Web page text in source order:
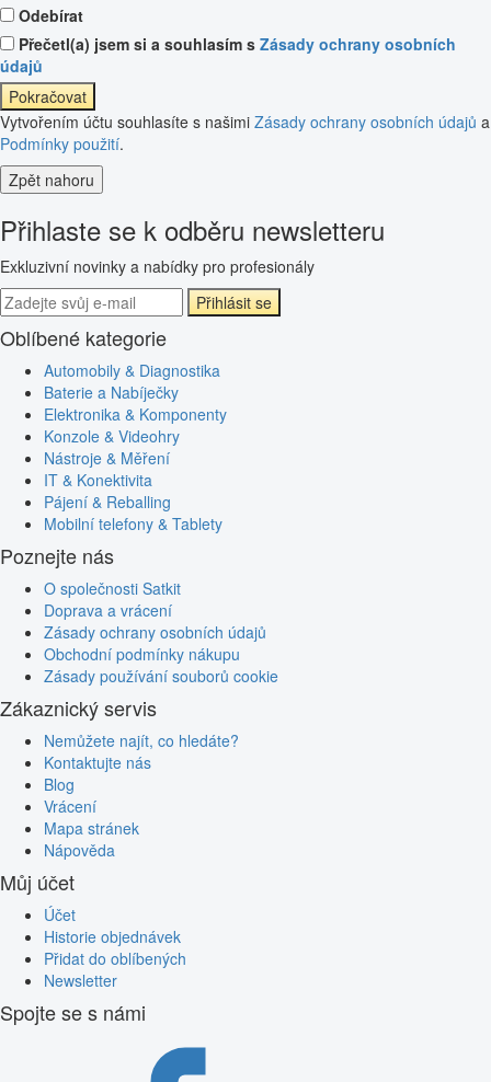
Odebírat
Přečetl(a) jsem si a souhlasím s Zásady ochrany osobních
údajů
Pokračovat
Vytvořením účtu souhlasíte s našimi Zásady ochrany osobních údajů a
Podmínky použití.
Zpět nahoru
Přihlaste se k odběru newsletteru
Exkluzivní novinky a nabídky pro profesionály
Přihlásit se
Oblíbené kategorie
Automobily & Diagnostika
Baterie a Nabíječky
Elektronika & Komponenty
Konzole & Videohry
Nástroje & Měření
IT & Konektivita
Pájení & Reballing
Mobilní telefony & Tablety
Poznejte nás
O společnosti Satkit
Doprava a vrácení
Zásady ochrany osobních údajů
Obchodní podmínky nákupu
Zásady používání souborů cookie
Zákaznický servis
Nemůžete najít, co hledáte?
Kontaktujte nás
Blog
Vrácení
Mapa stránek
Nápověda
Můj účet
Účet
Historie objednávek
Přidat do oblíbených
Newsletter
Spojte se s námi